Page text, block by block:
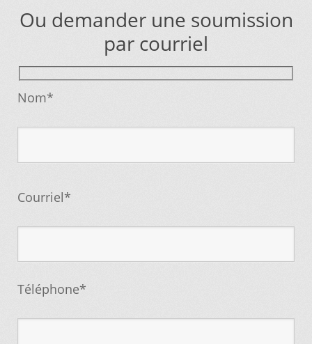
Mettez cette page dans vos favoris!
Ou demander une soumission
par courriel
Nom*
Courriel*
Téléphone*